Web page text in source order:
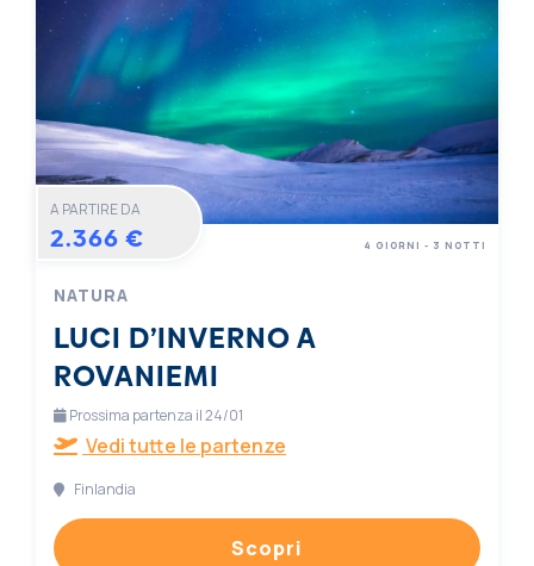
A PARTIRE DA
2.366 €
NATURA
LUCI D’INVERNO A
ROVANIEMI
4 GIORNI - 3 NOTTI
Prossima partenza il 24/01
Vedi tutte le partenze
Finlandia
Scopri